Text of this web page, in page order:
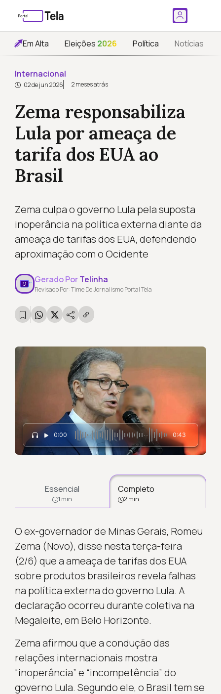
Em Alta Eleições 2026 Política Notícias
Internacional
02 de jun 2026 2 meses atrás
Zema responsabiliza
Lula por ameaça de
tarifa dos EUA ao
Brasil
Zema culpa o governo Lula pela suposta
inoperância na política externa diante da
ameaça de tarifas dos EUA, defendendo
aproximação com o Ocidente
Gerado PorTelinha
Revisado Por: Time De Jornalismo Portal Tela
0:00 0:43
Essencial
1 min
Completo
2 min
O ex-governador de Minas Gerais, Romeu
Zema (Novo), disse nesta terça-feira
(2/6) que a ameaça de tarifas dos EUA
sobre produtos brasileiros revela falhas
na política externa do governo Lula. A
declaração ocorreu durante coletiva na
Megaleite, em Belo Horizonte.
Zema afirmou que a condução das
relações internacionais mostra
“inoperância” e “incompetência” do
governo Lula. Segundo ele, o Brasil tem se